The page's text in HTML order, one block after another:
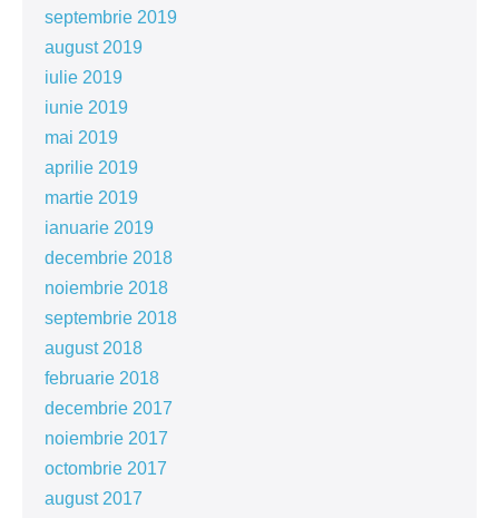
septembrie 2019
august 2019
iulie 2019
iunie 2019
mai 2019
aprilie 2019
martie 2019
ianuarie 2019
decembrie 2018
noiembrie 2018
septembrie 2018
august 2018
februarie 2018
decembrie 2017
noiembrie 2017
octombrie 2017
august 2017